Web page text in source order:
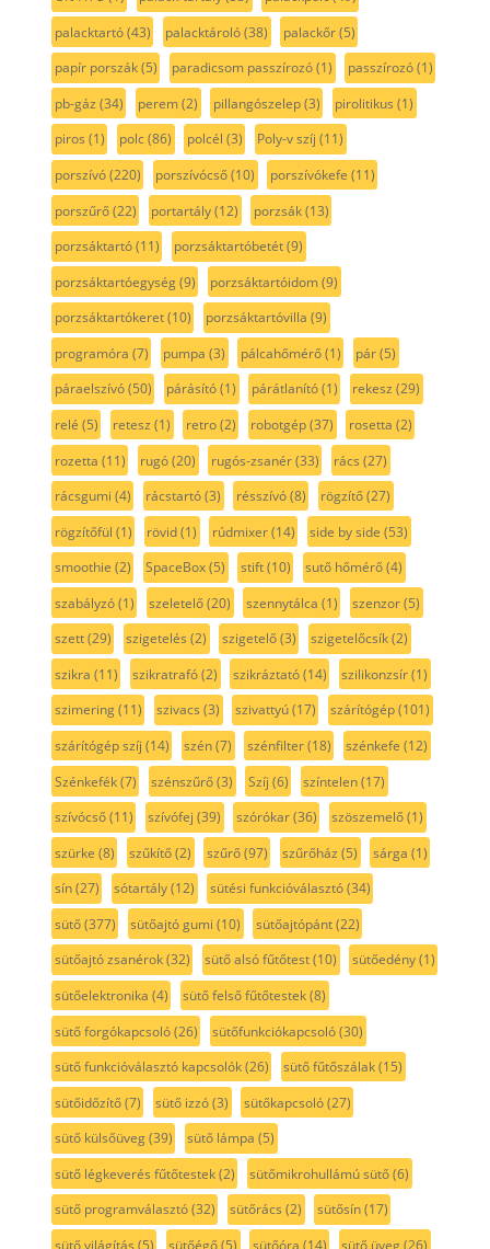
palacktartó(43) palacktároló(38) palackőr(5)
papír porszák(5) paradicsom passzírozó(1) passzírozó(1)
pb-gáz (34) perem(2) pillangószelep(3) pirolitikus (1)
piros (1) polc(86) polcél (3) Poly-v szíj (11)
porszívó(220) porszívócső(10) porszívókefe (11)
porszűrő(22) portartály(12) porzsák(13)
porzsáktartó(11) porzsáktartóbetét(9)
porzsáktartóegység(9) porzsáktartóidom(9)
porzsáktartókeret(10) porzsáktartóvilla (9)
programóra (7) pumpa (3) pálcahőmérő(1) pár(5)
páraelszívó(50) párásító(1) párátlanító(1) rekesz (29)
relé (5) retesz (1) retro(2) robotgép(37) rosetta (2)
rozetta (11) rugó(20) rugós-zsanér(33) rács (27)
rácsgumi (4) rácstartó(3) résszívó(8) rögzítő(27)
rögzítőfül (1) rövid(1) rúdmixer(14) side by side (53)
smoothie (2) SpaceBox(5) stift(10) sutő hőmérő(4)
szabályzó(1) szeletelő(20) szennytálca (1) szenzor(5)
szett(29) szigetelés (2) szigetelő(3) szigetelőcsík(2)
szikra (11) szikratrafó(2) szikráztató(14) szilikonzsír(1)
szimering(11) szivacs (3) szivattyú(17) szárítógép(101)
szárítógép szíj (14) szén(7) szénfilter(18) szénkefe (12)
Szénkefék(7) szénszűrő(3) Szíj (6) színtelen(17)
szívócső(11) szívófej (39) szórókar(36) szöszemelő(1)
szürke (8) szűkítő(2) szűrő(97) szűrőház (5) sárga (1)
sín(27) sótartály(12) sütési funkcióválasztó(34)
sütő(377) sütőajtó gumi (10) sütőajtópánt(22)
sütőajtó zsanérok(32) sütő alsó fűtőtest(10) sütőedény(1)
sütőelektronika (4) sütő felső fűtőtestek(8)
sütő forgókapcsoló(26) sütőfunkciókapcsoló(30)
sütő funkcióválasztó kapcsolók(26) sütő fűtőszálak(15)
sütőidőzítő(7) sütő izzó(3) sütőkapcsoló(27)
sütő külsőüveg(39) sütő lámpa (5)
sütő légkeverés fűtőtestek(2) sütőmikrohullámú sütő(6)
sütő programválasztó(32) sütőrács (2) sütősín(17)
sütő világítás (5) sütőégő(5) sütőóra (14) sütő üveg(26)